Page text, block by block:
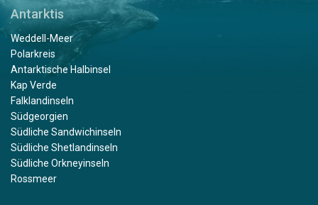
Antarktis
Weddell-Meer
Polarkreis
Antarktische Halbinsel
Kap Verde
Falklandinseln
Südgeorgien
Südliche Sandwichinseln
Südliche Shetlandinseln
Südliche Orkneyinseln
Rossmeer